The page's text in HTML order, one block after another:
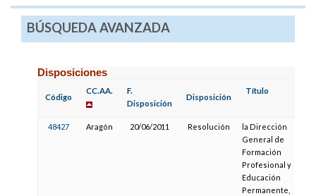
BÚSQUEDA AVANZADA
Disposiciones
Código
CC.AA.
F.
Disposición
Disposición
Título
48427 Aragón 20/06/2011 Resolución
la Dirección
General de
Formación
Profesional y
Educación
Permanente,